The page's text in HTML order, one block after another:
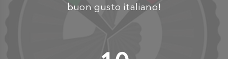
buon gusto italiano!